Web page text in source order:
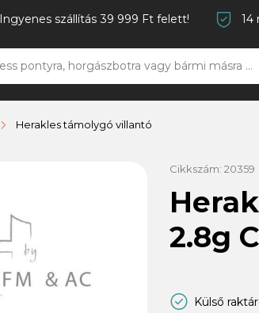
Ingyenes szállítás 39 999 Ft felett! 14
Herakles támolygó villantó
Cikkszám: 20359
2.8g
Külső